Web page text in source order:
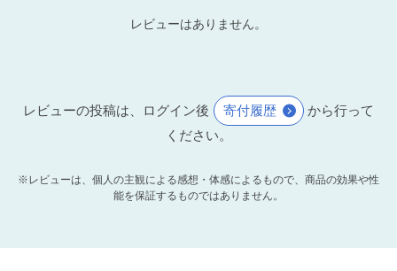
レビューはありません。
レビューの投稿は、ログイン後 寄付履歴
から行って
ください。
※レビューは、個人の主観による感想・体感によるもので、商品の効果や性
能を保証するものではありません。